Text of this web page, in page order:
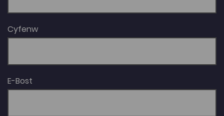
Cyfenw
E-Bost